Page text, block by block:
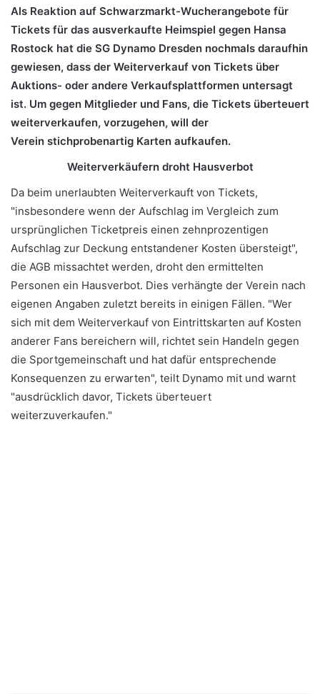
Als Reaktion auf Schwarzmarkt-Wucherangebote für
Tickets für das ausverkaufte Heimspiel gegen Hansa
Rostock hat die SG Dynamo Dresden nochmals daraufhin
gewiesen, dass der Weiterverkauf von Tickets über
Auktions- oder andere Verkaufsplattformen untersagt
ist. Um gegen Mitglieder und Fans, die Tickets überteuert
weiterverkaufen, vorzugehen, will der
Verein stichprobenartig Karten aufkaufen.
Weiterverkäufern droht Hausverbot
Da beim unerlaubten Weiterverkauft von Tickets,
"insbesondere wenn der Aufschlag im Vergleich zum
ursprünglichen Ticketpreis einen zehnprozentigen
Aufschlag zur Deckung entstandener Kosten übersteigt",
die AGB missachtet werden, droht den ermittelten
Personen ein Hausverbot. Dies verhängte der Verein nach
eigenen Angaben zuletzt bereits in einigen Fällen. "Wer
sich mit dem Weiterverkauf von Eintrittskarten auf Kosten
anderer Fans bereichern will, richtet sein Handeln gegen
die Sportgemeinschaft und hat dafür entsprechende
Konsequenzen zu erwarten", teilt Dynamo mit und warnt
"ausdrücklich davor, Tickets überteuert
weiterzuverkaufen."